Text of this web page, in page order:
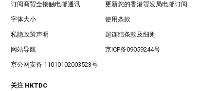
订阅商贸全接触电邮通讯 更新您的香港贸发局电邮订阅
字体大小 使用条款
私隐政策声明 超连结条款及细则
网站导航 京ICP备09059244号
京公网安备 11010102003523号
关注 HKTDC